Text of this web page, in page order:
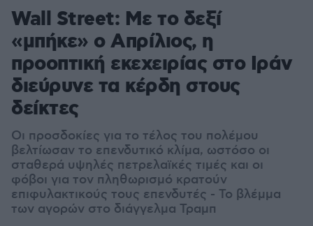
Wall Street: Με το δεξί
«μπήκε» ο Απρίλιος, η
προοπτική εκεχειρίας στο Ιράν
διεύρυνε τα κέρδη στους
δείκτες
Οι προσδοκίες για το τέλος του πολέμου
βελτίωσαν το επενδυτικό κλίμα, ωστόσο οι
σταθερά υψηλές πετρελαϊκές τιμές και οι
φόβοι για τον πληθωρισμό κρατούν
επιφυλακτικούς τους επενδυτές - Το βλέμμα
των αγορών στο διάγγελμα Τραμπ